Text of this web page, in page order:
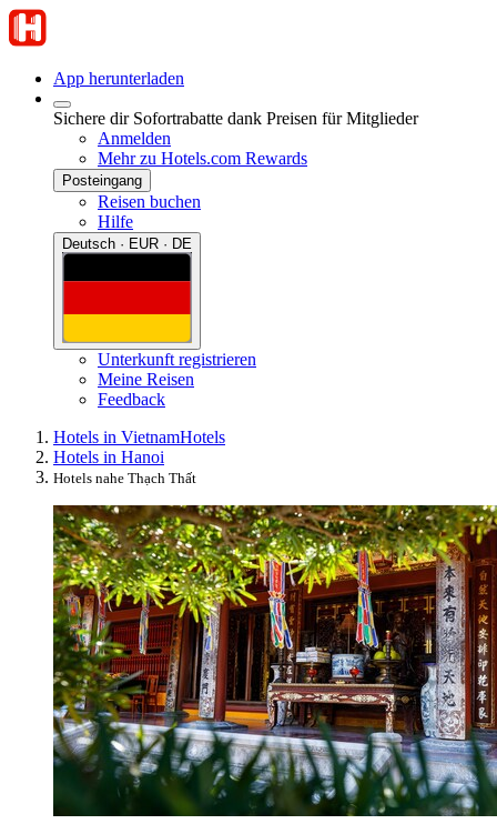
App herunterladen
Sichere dir Sofortrabatte dank Preisen für Mitglieder
Anmelden
Mehr zu Hotels.com Rewards
Posteingang
Reisen buchen
Hilfe
Deutsch · EUR · DE
Unterkunft registrieren
Meine Reisen
Feedback
Hotels in VietnamHotels
Hotels in Hanoi
Hotels nahe Thạch Thất